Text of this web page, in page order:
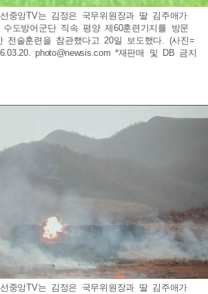
중앙TV는 김정은 국무위원장과 딸 김주애가
도방어군단 직속 평양 제60훈련기지를 방문
전술훈련을 참관했다고 20일 보도했다. (사진=
photo@newsis.com *재판매 및 DB 금지
중앙TV는 김정은 국무위원장과 딸 김주애가